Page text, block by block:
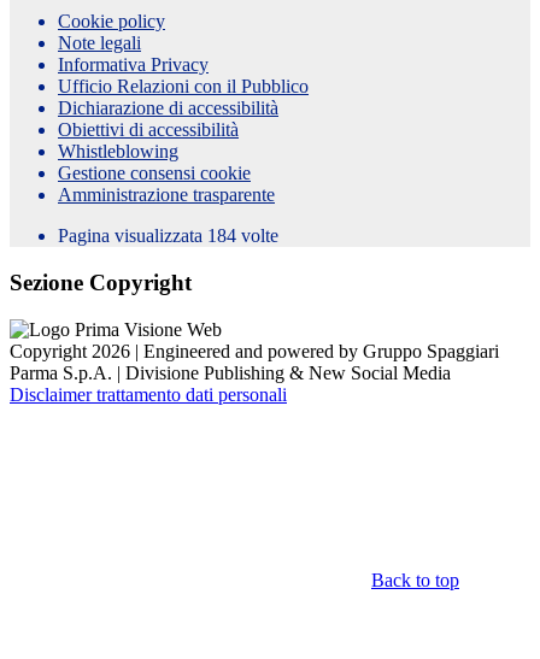
Cookie policy
Note legali
Informativa Privacy
Ufficio Relazioni con il Pubblico
Dichiarazione di accessibilità
Obiettivi di accessibilità
Whistleblowing
Gestione consensi cookie
Amministrazione trasparente
Pagina visualizzata 184 volte
Sezione Copyright
Copyright 2026 | Engineered and powered by Gruppo Spaggiari
Parma S.p.A. | Divisione Publishing & New Social Media
Disclaimer trattamento dati personali
Back to top